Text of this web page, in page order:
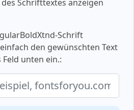
Schrifttextes anzeigen
Schrift
den gewünschten Text
unten ein.: